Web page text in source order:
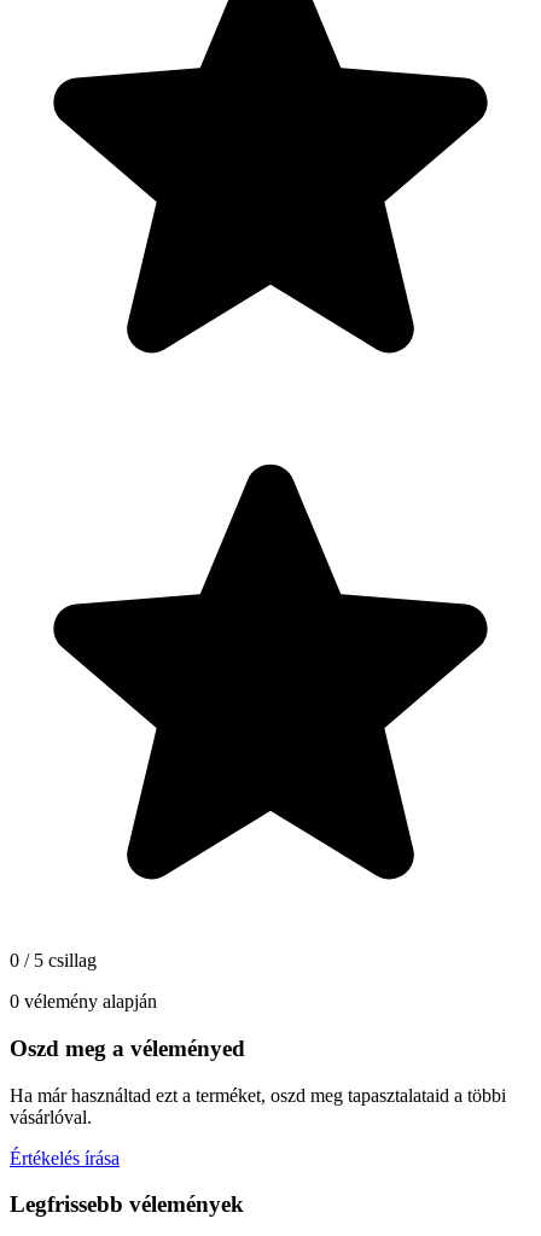
0 / 5 csillag
0 vélemény alapján
Oszd meg a véleményed
Ha már használtad ezt a terméket, oszd meg tapasztalataid a többi
vásárlóval.
Értékelés írása
Legfrissebb vélemények